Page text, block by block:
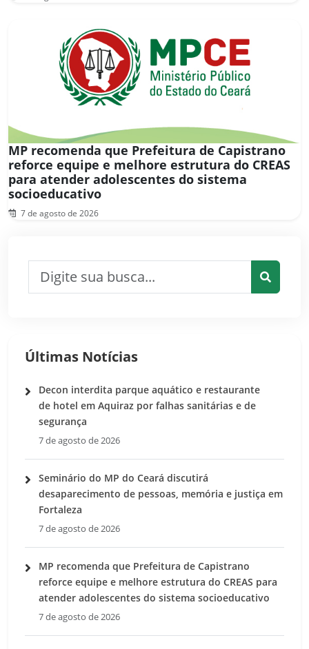
MP recomenda que Prefeitura de Capistrano
reforce equipe e melhore estrutura do CREAS
para atender adolescentes do sistema
socioeducativo
7 de agosto de 2026
Últimas Notícias
Decon interdita parque aquático e restaurante
de hotel em Aquiraz por falhas sanitárias e de
segurança
7 de agosto de 2026
Seminário do MP do Ceará discutirá
desaparecimento de pessoas, memória e justiça em
Fortaleza
7 de agosto de 2026
MP recomenda que Prefeitura de Capistrano
reforce equipe e melhore estrutura do CREAS para
atender adolescentes do sistema socioeducativo
7 de agosto de 2026